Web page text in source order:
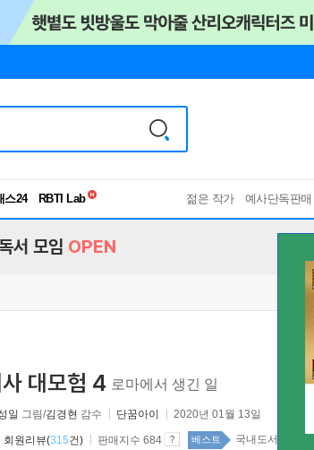
스24
독서유형검사
젊은 작가 예사단독판매
서 모임 OPEN
대모험 4 로마에서 생긴 일
일 그림/김경현 감수 단꿈아이 2020년 01월 13일
회원리뷰(315건) 판매지수 684 베스트 국내도서 top20 4